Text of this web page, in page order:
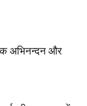
अभिनन्दन और